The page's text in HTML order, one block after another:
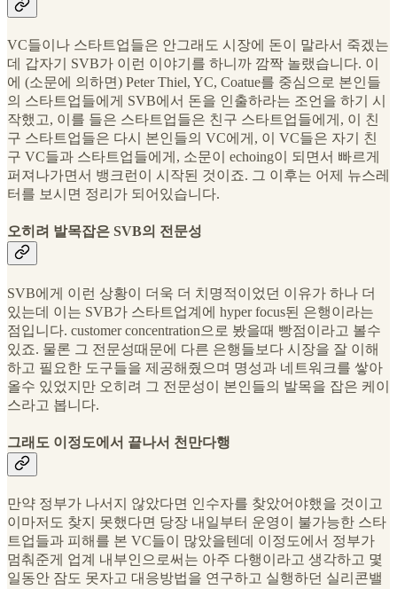
VC들이나 스타트업들은 안그래도 시장에 돈이 말라서 죽겠는
데 갑자기 SVB가 이런 이야기를 하니까 깜짝 놀랬습니다. 이
에 (소문에 의하면) Peter Thiel, YC, Coatue를 중심으로 본인들
의 스타트업들에게 SVB에서 돈을 인출하라는 조언을 하기 시
작했고, 이를 들은 스타트업들은 친구 스타트업들에게, 이 친
구 스타트업들은 다시 본인들의 VC에게, 이 VC들은 자기 친
구 VC들과 스타트업들에게, 소문이 echoing이 되면서 빠르게
퍼져나가면서 뱅크런이 시작된 것이죠. 그 이후는 어제 뉴스레
터를 보시면 정리가 되어있습니다.
오히려 발목잡은 SVB의 전문성
SVB에게 이런 상황이 더욱 더 치명적이었던 이유가 하나 더
있는데 이는 SVB가 스타트업계에 hyper focus된 은행이라는
점입니다. customer concentration으로 봤을때 빵점이라고 볼수
있죠. 물론 그 전문성때문에 다른 은행들보다 시장을 잘 이해
하고 필요한 도구들을 제공해줬으며 명성과 네트워크를 쌓아
올수 있었지만 오히려 그 전문성이 본인들의 발목을 잡은 케이
스라고 봅니다.
그래도 이정도에서 끝나서 천만다행
만약 정부가 나서지 않았다면 인수자를 찾았어야했을 것이고
이마저도 찾지 못했다면 당장 내일부터 운영이 불가능한 스타
트업들과 피해를 본 VC들이 많았을텐데 이정도에서 정부가
멈춰준게 업계 내부인으로써는 아주 다행이라고 생각하고 몇
일동안 잠도 못자고 대응방법을 연구하고 실행하던 실리콘밸